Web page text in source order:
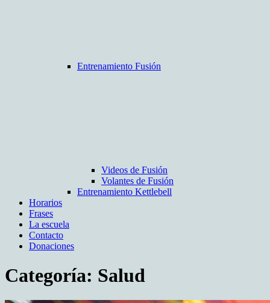
Entrenamiento Fusión
Videos de Fusión
Volantes de Fusión
Entrenamiento Kettlebell
Horarios
Frases
La escuela
Contacto
Donaciones
Categoría: Salud